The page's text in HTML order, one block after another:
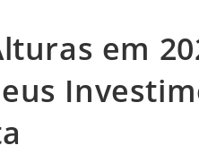
em